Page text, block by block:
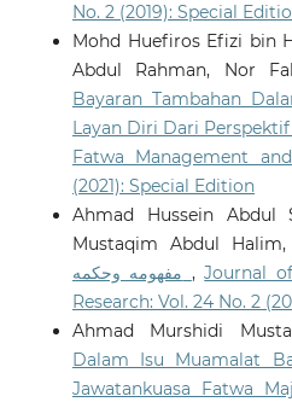
No. 2 (2019): Special
Mohd Huefiros Efizi bin
Abdul Rahman, Nor
Bayaran Tambahan
Layan Diri Dari
Fatwa Management
(2021): Special Edition
Ahmad Hussein Abdul
Mustaqim Abdul Halim,
,Journal
Research: Vol. 24 No. 2
Ahmad Murshidi
Dalam Isu Muamalat
Jawatankuasa Fatwa